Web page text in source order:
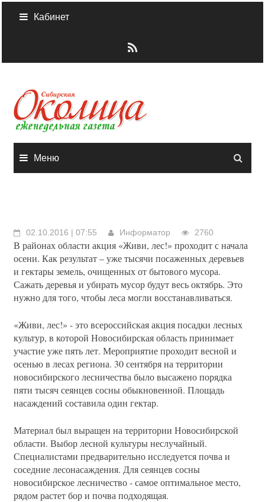
Кабинет
Меню
02.10.2016 | 07:55 Информатор 2760
В районах области акция «Живи, лес!» проходит с начала
осени. Как результат – уже тысячи посаженных деревьев
и гектары земель, очищенных от бытового мусора.
Сажать деревья и убирать мусор будут весь октябрь. Это
нужно для того, чтобы леса могли восстанавливаться.
«Живи, лес!» - это всероссийская акция посадки лесных
культур, в которой Новосибирская область принимает
участие уже пять лет. Мероприятие проходит весной и
осенью в лесах региона. 30 сентября на территории
новосибирского лесничества было высажено порядка
пяти тысяч сеянцев сосны обыкновенной. Площадь
насаждений составила один гектар.
Материал был выращен на территории Новосибирской
области. Выбор лесной культуры неслучайный.
Специалистами предварительно исследуется почва и
соседние лесонасаждения. Для сеянцев сосны
новосибирское лесничество - самое оптимальное место,
рядом растет бор и почва подходящая.